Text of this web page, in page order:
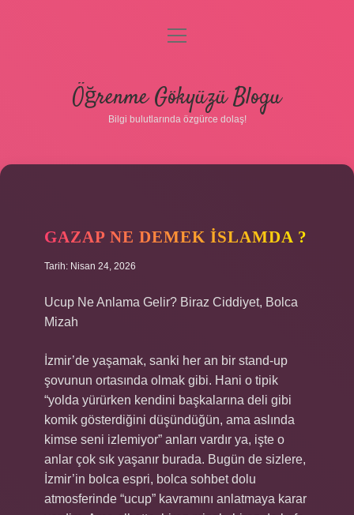
Gizlilik Politikası
Hakkımızda
menüyü
Öğrenme Gökyüzü Blogu
Bilgi bulutlarında özgürce dolaş!
GAZAP NE DEMEK ISLAMDA ?
Tarih: Nisan 24, 2026
Ucup Ne Anlama Gelir? Biraz Ciddiyet, Bolca
Mizah
İzmir’de yaşamak, sanki her an bir stand-up
şovunun ortasında olmak gibi. Hani o tipik
“yolda yürürken kendini başkalarına deli gibi
komik gösterdiğini düşündüğün, ama aslında
kimse seni izlemiyor” anları vardır ya, işte o
anlar çok sık yaşanır burada. Bugün de sizlere,
İzmir’in bolca espri, bolca sohbet dolu
atmosferinde “ucup” kavramını anlatmaya karar